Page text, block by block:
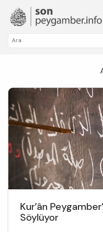
Kur’ân
Söylüyor